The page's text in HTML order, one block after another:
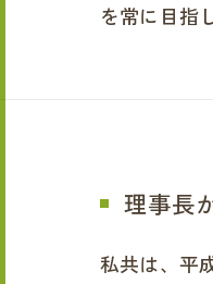
を常に目指
理事長
私共は、平